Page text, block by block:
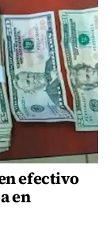
efectivo
en